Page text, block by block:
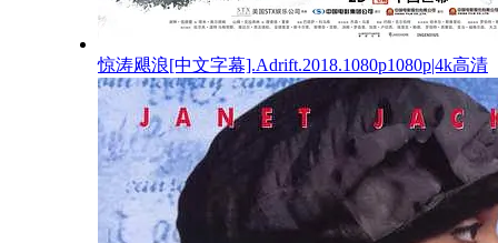
惊涛飓浪[中文字幕].Adrift.2018.1080p1080p|4k高清